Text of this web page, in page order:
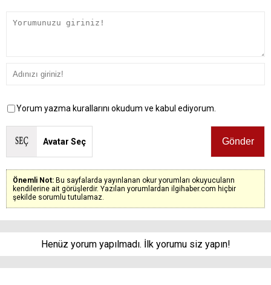
Yorum yazma kurallarını okudum ve kabul ediyorum.
Avatar Seç
Önemli Not: Bu sayfalarda yayınlanan okur yorumları okuyucuların
kendilerine ait görüşlerdir. Yazılan yorumlardan ilgihaber.com hiçbir
şekilde sorumlu tutulamaz.
Henüz yorum yapılmadı. İlk yorumu siz yapın!